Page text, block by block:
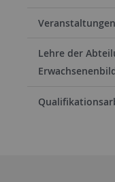
Veranstaltungen
Lehre der